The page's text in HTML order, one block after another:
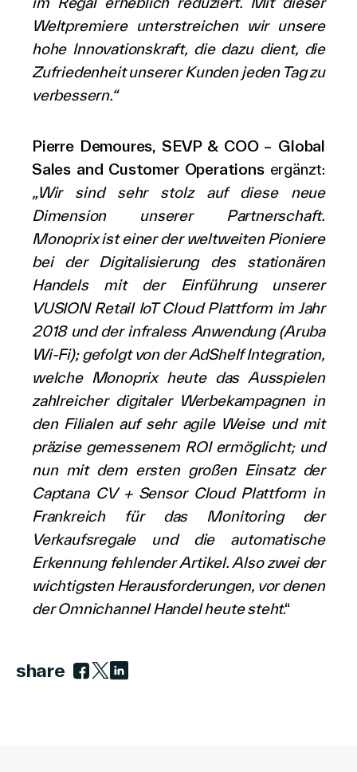
Weltpremiere unterstreichen wir unsere
hohe Innovationskraft, die dazu dient, die
Zufriedenheit unserer Kunden jeden Tag zu
verbessern.“
Pierre Demoures, SEVP & COO – Global
Sales and Customer Operations ergänzt:
„Wir sind sehr stolz auf diese neue
Dimension unserer Partnerschaft.
Monoprix ist einer der weltweiten Pioniere
bei der Digitalisierung des stationären
Handels mit der Einführung unserer
VUSION Retail IoT Cloud Plattform im Jahr
2018 und der infraless Anwendung (Aruba
Wi-Fi); gefolgt von der AdShelf Integration,
welche Monoprix heute das Ausspielen
zahlreicher digitaler Werbekampagnen in
den Filialen auf sehr agile Weise und mit
präzise gemessenem ROI ermöglicht; und
nun mit dem ersten großen Einsatz der
Captana CV + Sensor Cloud Plattform in
Frankreich für das Monitoring der
Verkaufsregale und die automatische
Erkennung fehlender Artikel. Also zwei der
wichtigsten Herausforderungen, vor denen
der Omnichannel Handel heute steht.“
share